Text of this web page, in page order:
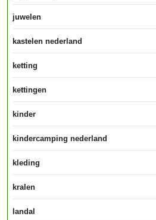
juwelen
kastelen nederland
ketting
kettingen
kinder
kindercamping nederland
kleding
kralen
landal